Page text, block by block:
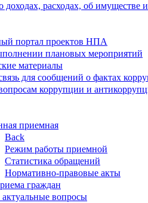
доходах, расходах, об имуществе
портал проектов НПА
плановых мероприятий
материалы
для сообщений о фактах
коррупции и
приемная
Back
Режим работы приемной
Статистика обращений
Нормативно-правовые акты
граждан
вопросы